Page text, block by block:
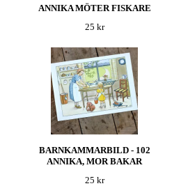
ANNIKA MÖTER FISKARE
25 kr
BARNKAMMARBILD - 102
ANNIKA, MOR BAKAR
25 kr